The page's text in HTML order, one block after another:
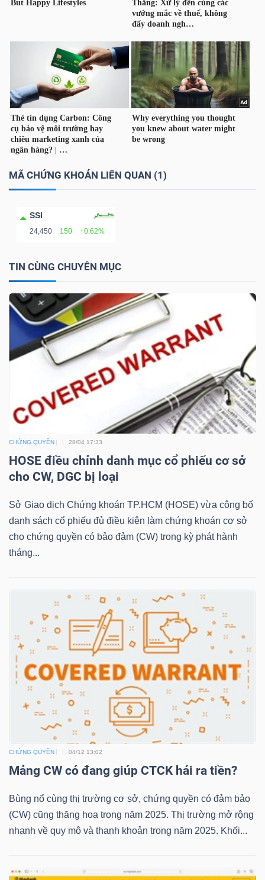
MÃ CHỨNG KHOÁN LIÊN QUAN (1)
SSI
24,450 150 +0.62%
TIN CÙNG CHUYÊN MỤC
CHỨNG QUYỀN 28/04 17:33
HOSE điều chỉnh danh mục cổ phiếu cơ sở
cho CW, DGC bị loại
Sở Giao dịch Chứng khoán TP.HCM (HOSE) vừa công bố
danh sách cổ phiếu đủ điều kiện làm chứng khoán cơ sở
cho chứng quyền có bảo đảm (CW) trong kỳ phát hành
tháng...
CHỨNG QUYỀN 04/12 13:02
Mảng CW có đang giúp CTCK hái ra tiền?
Bùng nổ cùng thị trường cơ sở, chứng quyền có đảm bảo
(CW) cũng thăng hoa trong năm 2025. Thị trường mở rộng
nhanh về quy mô và thanh khoản trong năm 2025. Khối...
ĐÔNG
CHÍNH
CÁ
NHÂN
PHÂN
VIETSTOCKFINANCE
VĨ
MÔ
NGÀNH
DOANH
CỔ
PHIẾU
PHÁI
TRÁI
PHIẾU
CỤ
ĐẦU
TRUY
XUẤT
DỮ